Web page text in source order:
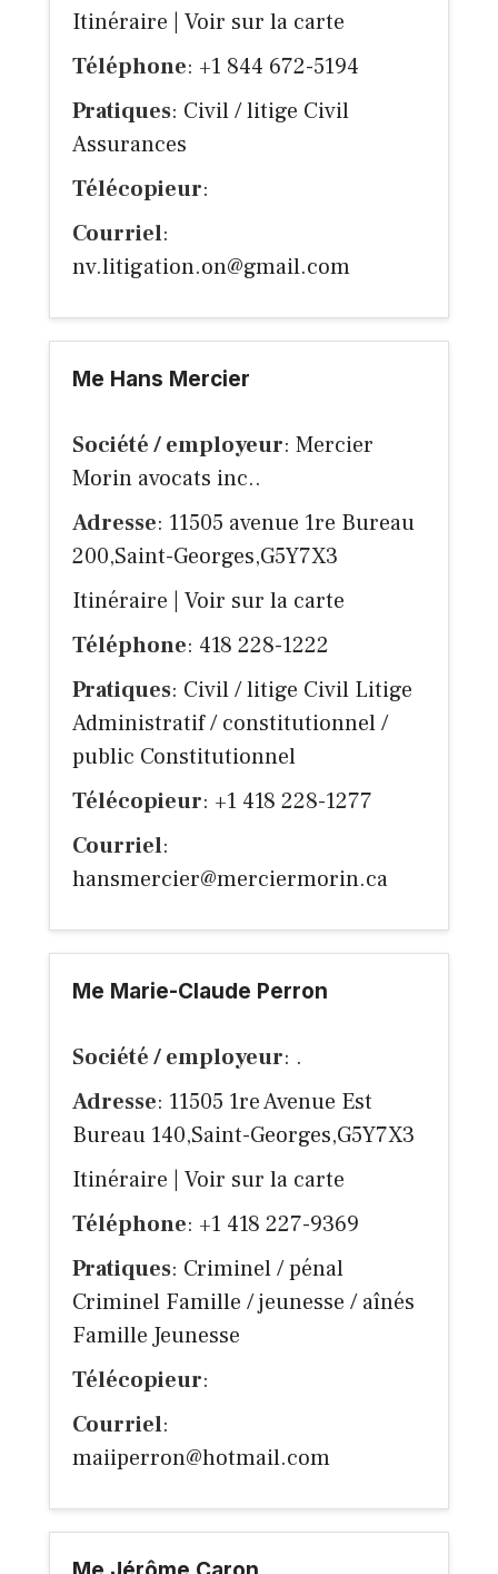
Itinéraire
Voir sur la carte
Téléphone: +1 844 672-5194
Pratiques: Civil / litige Civil
Assurances
Télécopieur:
Courriel:
nv.litigation.on@gmail.com
Me Hans Mercier
Société / employeur: Mercier
Morin avocats inc..
Adresse: 11505 avenue 1re Bureau
200,Saint-Georges,G5Y7X3
Itinéraire
Voir sur la carte
Téléphone: 418 228-1222
Pratiques: Civil / litige Civil Litige
Administratif / constitutionnel /
public Constitutionnel
Télécopieur: +1 418 228-1277
Courriel:
hansmercier@merciermorin.ca
Me Marie-Claude Perron
Société / employeur: .
Adresse: 11505 1re Avenue Est
Bureau 140,Saint-Georges,G5Y7X3
Itinéraire
Voir sur la carte
Téléphone: +1 418 227-9369
Pratiques: Criminel / pénal
Criminel Famille / jeunesse / aînés
Famille Jeunesse
Télécopieur:
Courriel:
maiiperron@hotmail.com